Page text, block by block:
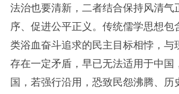
法治也要清新，二者结合保持风清气
序、促进公平正义。传统儒学思想包
类浴血奋斗追求的民主目标相悖，与
存在一定矛盾，早已无法适用于中国
国，若强行沿用，恐致民怨沸腾、历